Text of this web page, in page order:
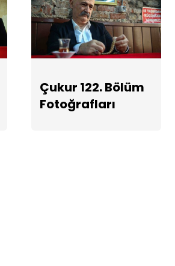
Çukur 122. Bölüm
Fotoğrafları